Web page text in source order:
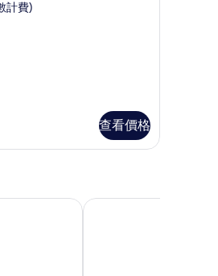
計費)
查看價格
布連札飯店